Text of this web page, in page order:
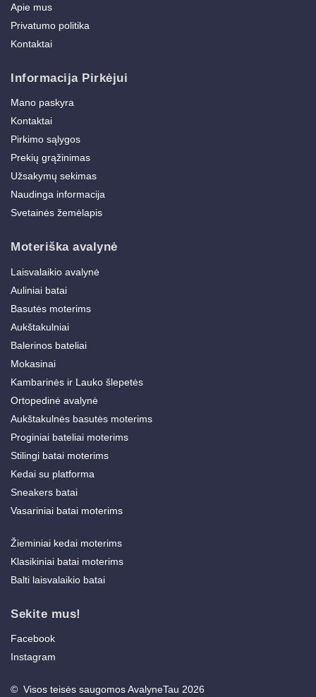
Apie mus
Privatumo politika
Kontaktai
Informacija Pirkėjui
Mano paskyra
Kontaktai
Pirkimo sąlygos
Prekių grąžinimas
Užsakymų sekimas
Naudinga informacija
Svetainės žemėlapis
Moteriška avalynė
Laisvalaikio avalynė
Auliniai batai
Basutės moterims
Aukštakulniai
Balerinos bateliai
Mokasinai
Kambarinės ir Lauko šlepetės
Ortopedinė avalynė
Aukštakulnės basutės moterims
Proginiai bateliai moterims
Stilingi batai moterims
Kedai su platforma
Sneakers batai
Vasariniai batai moterims
Žieminiai kedai moterims
Klasikiniai batai moterims
Balti laisvalaikio batai
Sekite mus!
Facebook
Instagram
© Visos teisės saugomos AvalyneTau 2026